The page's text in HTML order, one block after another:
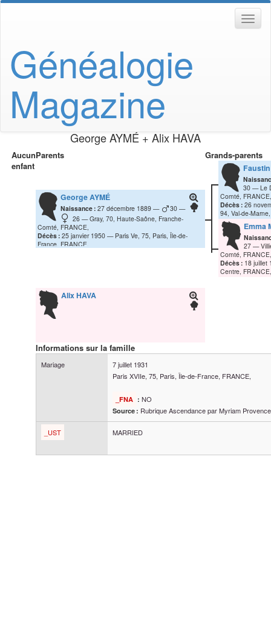
Généalogie
Magazine
GeorgeAYMÉ+AlixHAVA
Aucun
enfant
Parents Grands-parents
GeorgeAYMÉ
Naissance : 27 décembre 1889
30
26
Gray, 70, Haute-Saône, Franche-
Comté, FRANCE,
Décès : 25 janvier 1950
Paris Ve, 75, Paris, Île-de-
France, FRANCE,
30
Le
Comté,
Décès : 26
94, Val-de-
Emma
27
Comté,
Décès : 18 juillet
Centre,
AlixHAVA
Informations sur la famille
Mariage
7 juillet 1931
Paris XVIIe, 75, Paris, Île-de-France, FRANCE,
_FNA : NO
Source : Rubrique Ascendance par Myriam Provence
_UST MARRIED